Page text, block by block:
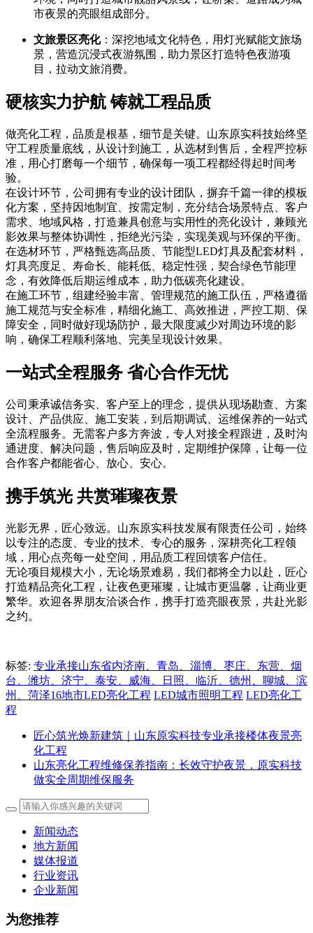
市夜景的亮眼组成部分。
文旅景区亮化：深挖地域文化特色，用灯光赋能文旅场
景，营造沉浸式夜游氛围，助力景区打造特色夜游项
目，拉动文旅消费。
硬核实力护航 铸就工程品质
做亮化工程，品质是根基，细节是关键。山东原实科技始终坚
守工程质量底线，从设计到施工，从选材到售后，全程严控标
准，用心打磨每一个细节，确保每一项工程都经得起时间考
验。
在设计环节，公司拥有专业的设计团队，摒弃千篇一律的模板
化方案，坚持因地制宜、按需定制，充分结合场景特点、客户
需求、地域风格，打造兼具创意与实用性的亮化设计，兼顾光
影效果与整体协调性，拒绝光污染，实现美观与环保的平衡。
在选材环节，严格甄选高品质、节能型LED灯具及配套材料，
灯具亮度足、寿命长、能耗低、稳定性强，契合绿色节能理
念，有效降低后期运维成本，助力低碳亮化建设。
在施工环节，组建经验丰富、管理规范的施工队伍，严格遵循
施工规范与安全标准，精细化施工、高效推进，严控工期、保
障安全，同时做好现场防护，最大限度减少对周边环境的影
响，确保工程顺利落地、完美呈现设计效果。
一站式全程服务 省心合作无忧
公司秉承诚信务实、客户至上的理念，提供从现场勘查、方案
设计、产品供应、施工安装，到后期调试、运维保养的一站式
全流程服务。无需客户多方奔波，专人对接全程跟进，及时沟
通进度、解决问题，售后响应及时，定期维护保障，让每一位
合作客户都能省心、放心、安心。
携手筑光 共赏璀璨夜景
光影无界，匠心致远。山东原实科技发展有限责任公司，始终
以专注的态度、专业的技术、专心的服务，深耕亮化工程领
域，用心点亮每一处空间，用品质工程回馈客户信任。
无论项目规模大小，无论场景难易，我们都将全力以赴，匠心
打造精品亮化工程，让夜色更璀璨，让城市更温馨，让商业更
繁华。欢迎各界朋友洽谈合作，携手打造亮眼夜景，共赴光影
之约。
标签: 专业承接山东省内济南、青岛、淄博、枣庄、东营、烟
台、潍坊、济宁、泰安、威海、日照、临沂、德州、聊城、滨
州、菏泽16地市LED亮化工程 LED城市照明工程 LED亮化工
程
匠心筑光焕新建筑｜山东原实科技专业承接楼体夜景亮
化工程
山东亮化工程维修保养指南：长效守护夜景，原实科技
做实全周期维保服务
新闻动态
地方新闻
媒体报道
行业资讯
企业新闻
为您推荐